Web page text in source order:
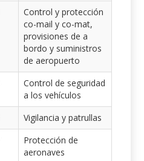
Control y protección
co-mail y co-mat,
provisiones de a
bordo y suministros
de aeropuerto
Control de seguridad
a los vehículos
Vigilancia y patrullas
Protección de
aeronaves